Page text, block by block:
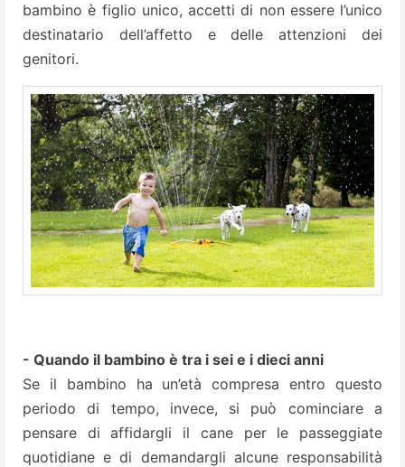
bambino è figlio unico, accetti di non essere l’unico
destinatario dell’affetto e delle attenzioni dei
genitori.
- Quando il bambino è tra i sei e i dieci anni
Se il bambino ha un’età compresa entro questo
periodo di tempo, invece, si può cominciare a
pensare di affidargli il cane per le passeggiate
quotidiane e di demandargli alcune responsabilità